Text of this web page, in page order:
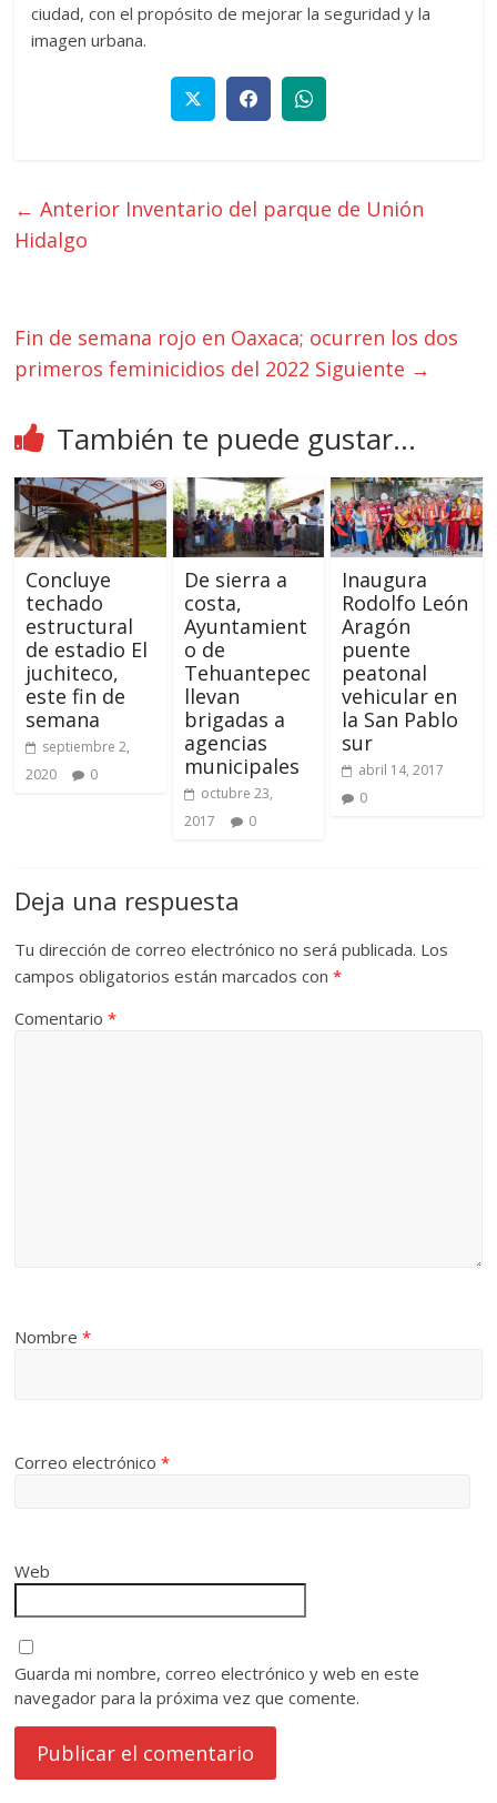
ciudad, con el propósito de mejorar la seguridad y la
imagen urbana.
← Anterior Inventario del parque de Unión
Hidalgo
Fin de semana rojo en Oaxaca; ocurren los dos
primeros feminicidios del 2022 Siguiente →
También te puede gustar...
Concluye
techado
estructural
de estadio El
juchiteco,
este fin de
semana
septiembre 2,
2020
0
De sierra a
costa,
Ayuntamient
o de
Tehuantepec
llevan
brigadas a
agencias
municipales
octubre 23,
2017
0
Inaugura
Rodolfo León
Aragón
puente
peatonal
vehicular en
la San Pablo
sur
abril 14, 2017
0
Deja una respuesta
Tu dirección de correo electrónico no será publicada. Los
campos obligatorios están marcados con*
Comentario*
Nombre*
Correo electrónico*
Web
Guarda mi nombre, correo electrónico y web en este
navegador para la próxima vez que comente.